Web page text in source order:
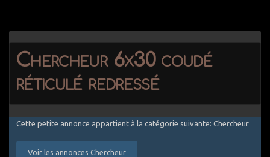
Chercheur 6x30 coudé
réticulé redressé
Cette petite annonce appartient à la catégorie suivante: Chercheur
Voir les annonces Chercheur